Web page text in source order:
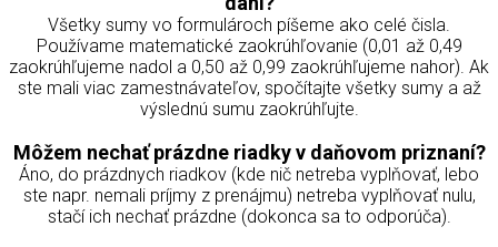
Všetky sumy vo formulároch píšeme ako celé čisla.
Používame matematické zaokrúhľovanie (0,01 až 0,49
zaokrúhľujeme nadol a 0,50 až 0,99 zaokrúhľujeme nahor). Ak
ste mali viac zamestnávateľov, spočítajte všetky sumy a až
výslednú sumu zaokrúhľujte.
Môžem nechať prázdne riadky v daňovom priznaní?
Áno, do prázdnych riadkov (kde nič netreba vyplňovať, lebo
ste napr. nemali príjmy z prenájmu) netreba vyplňovať nulu,
stačí ich nechať prázdne (dokonca sa to odporúča).